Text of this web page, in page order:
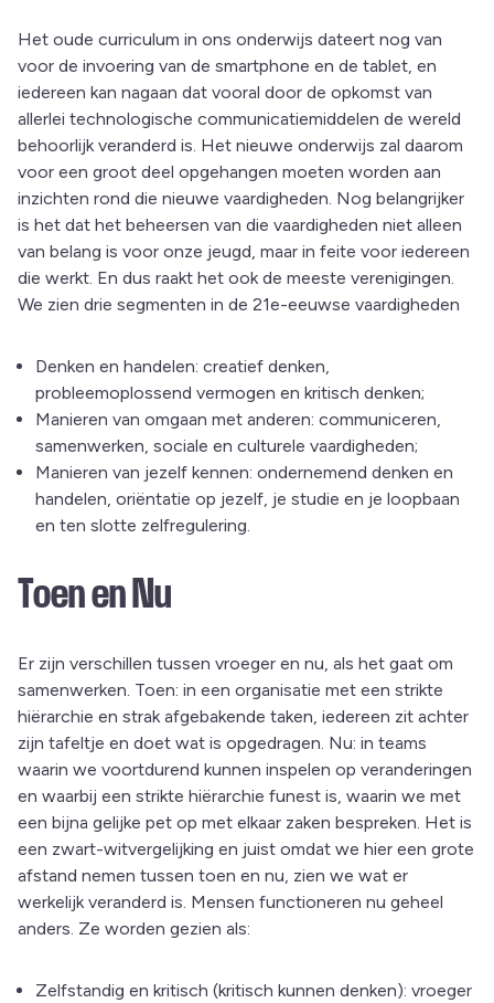
Het oude curriculum in ons onderwijs dateert nog van
voor de invoering van de smartphone en de tablet, en
iedereen kan nagaan dat vooral door de opkomst van
allerlei technologische communicatiemiddelen de wereld
behoorlijk veranderd is. Het nieuwe onderwijs zal daarom
voor een groot deel opgehangen moeten worden aan
inzichten rond die nieuwe vaardigheden. Nog belangrijker
is het dat het beheersen van die vaardigheden niet alleen
van belang is voor onze jeugd, maar in feite voor iedereen
die werkt. En dus raakt het ook de meeste verenigingen.
We zien drie segmenten in de 21e-eeuwse vaardigheden
Denken en handelen: creatief denken,
probleemoplossend vermogen en kritisch denken;
Manieren van omgaan met anderen: communiceren,
samenwerken, sociale en culturele vaardigheden;
Manieren van jezelf kennen: ondernemend denken en
handelen, oriëntatie op jezelf, je studie en je loopbaan
en ten slotte zelfregulering.
Toen en Nu
Er zijn verschillen tussen vroeger en nu, als het gaat om
samenwerken. Toen: in een organisatie met een strikte
hiërarchie en strak afgebakende taken, iedereen zit achter
zijn tafeltje en doet wat is opgedragen. Nu: in teams
waarin we voortdurend kunnen inspelen op veranderingen
en waarbij een strikte hiërarchie funest is, waarin we met
een bijna gelijke pet op met elkaar zaken bespreken. Het is
een zwart-witvergelijking en juist omdat we hier een grote
afstand nemen tussen toen en nu, zien we wat er
werkelijk veranderd is. Mensen functioneren nu geheel
anders. Ze worden gezien als:
Zelfstandig en kritisch (kritisch kunnen denken): vroeger